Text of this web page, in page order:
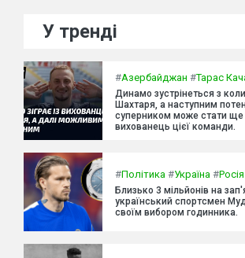
У тренді
#Азербайджан #Тарас
Динамо зустрінеться з
Шахтаря, а наступним
суперником може стати ще
вихованець цієї команди.
#Політика #Україна #Росія
Близько 3 мільйонів на
український спортсмен
своїм вибором годинника.